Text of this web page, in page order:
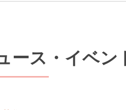
ース・イベン